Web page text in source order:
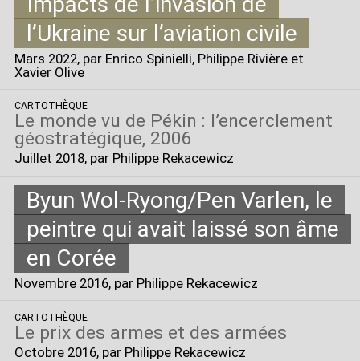
l’Ukraine sur l’aviation civile
Mars 2022, par Enrico Spinielli, Philippe Rivière et
Xavier Olive
CARTOTHÈQUE
Le monde vu de Pékin : l’encerclement
géostratégique, 2006
Juillet 2018, par Philippe Rekacewicz
Byun Wol-Ryong/Pen Varlen, le
peintre qui avait laissé son âme
en Corée
Novembre 2016, par Philippe Rekacewicz
CARTOTHÈQUE
Le prix des armes et des armées
Octobre 2016, par Philippe Rekacewicz